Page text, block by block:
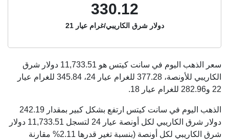
330.12
دولار شرق الكاريبي/غرام عيار 21
سعر الذهب اليوم في سانت كيتس هو 11,733.51 دولار شرق
الكاريبي للأونصة، 377.28 للغرام عيار 24، 345.84 للغرام عيار
22 و
282.96 للغرام عيار 18.
الذهب اليوم في سانت كيتس ارتفع بشكل كبير بمقدار 242.19
دولار شرق الكاريبي لكل أونصة عيار 24 لتسجل 11,733.51 دولار
شرق الكاريبي لكل أونصة (بنسبة تغير قدرها 2.11% مقارنة